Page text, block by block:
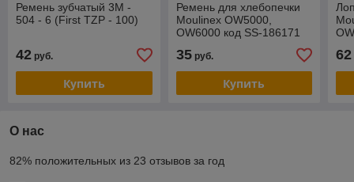
Ремень зубчатый 3M -
504 - 6 (First TZP - 100)
42 руб.
Купить
Ремень для хлебопечки
Moulinex OW5000,
OW6000 код SS-186171
35руб.
Купить
62
О нас
82% положительных из 23 отзывов за год